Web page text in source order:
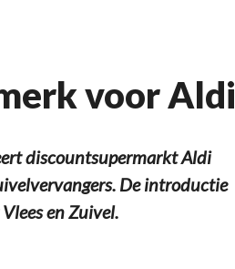
voor Aldi
discountsupermarkt Aldi
De introductie
en Zuivel.